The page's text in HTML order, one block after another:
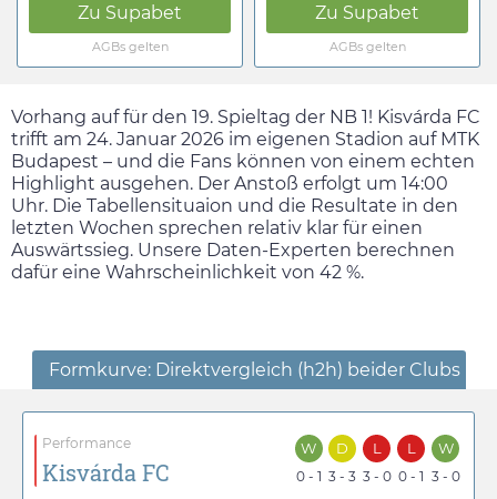
Zu Supabet
AGBs gelten
Zu Supabet
AGBs gelten
Vorhang auf für den 19. Spieltag der NB 1! Kisvárda FC
trifft am 24. Januar 2026 im eigenen Stadion auf MTK
Budapest – und die Fans können von einem echten
Highlight ausgehen. Der Anstoß erfolgt um 14:00
Uhr. Die Tabellensituaion und die Resultate in den
letzten Wochen sprechen relativ klar für einen
Auswärtssieg. Unsere Daten-Experten berechnen
dafür eine Wahrscheinlichkeit von 42 %.
Formkurve: Direktvergleich (h2h) beider Clubs
Performance
Kisvárda FC
W
0 - 1
D
3 - 3
L
3 - 0
L
0 - 1
W
3 - 0